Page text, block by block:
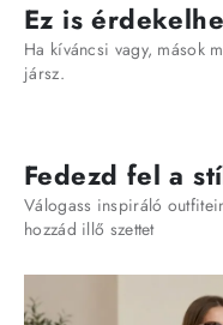
Ez is
Ha kíváncsi vagy, mások
jársz.
Fedezd fel a
Válogass inspiráló
hozzád illő szettet